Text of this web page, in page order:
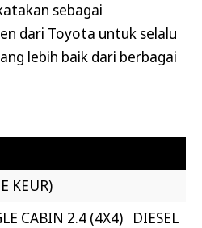
sebagai
dari Toyota untuk selalu
lebih baik dari berbagai
KEUR)
CABIN 2.4 (4X4) DIESEL